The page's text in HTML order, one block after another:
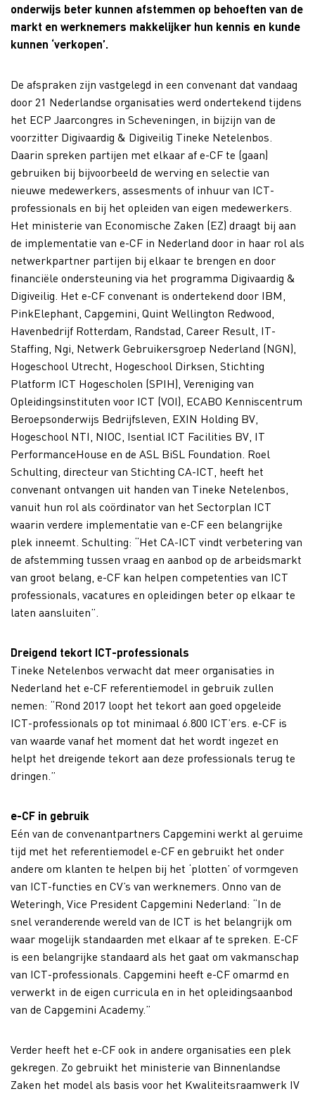
onderwijs beter kunnen afstemmen op behoeften van de
markt en werknemers makkelijker hun kennis en kunde
kunnen ‘verkopen’.
De afspraken zijn vastgelegd in een convenant dat vandaag
door 21 Nederlandse organisaties werd ondertekend tijdens
het ECP Jaarcongres in Scheveningen, in bijzijn van de
voorzitter Digivaardig & Digiveilig Tineke Netelenbos.
Daarin spreken partijen met elkaar af e-CF te (gaan)
gebruiken bij bijvoorbeeld de werving en selectie van
nieuwe medewerkers, assesments of inhuur van ICT-
professionals en bij het opleiden van eigen medewerkers.
Het ministerie van Economische Zaken (EZ) draagt bij aan
de implementatie van e-CF in Nederland door in haar rol als
netwerkpartner partijen bij elkaar te brengen en door
financiële ondersteuning via het programma Digivaardig &
Digiveilig. Het e-CF convenant is ondertekend door IBM,
PinkElephant, Capgemini, Quint Wellington Redwood,
Havenbedrijf Rotterdam, Randstad, Career Result, IT-
Staffing, Ngi, Netwerk Gebruikersgroep Nederland (NGN),
Hogeschool Utrecht, Hogeschool Dirksen, Stichting
Platform ICT Hogescholen (SPIH), Vereniging van
Opleidingsinstituten voor ICT (VOI), ECABO Kenniscentrum
Beroepsonderwijs Bedrijfsleven, EXIN Holding BV,
Hogeschool NTI, NIOC, Isential ICT Facilities BV, IT
PerformanceHouse en de ASL BiSL Foundation. Roel
Schulting, directeur van Stichting CA-ICT, heeft het
convenant ontvangen uit handen van Tineke Netelenbos,
vanuit hun rol als coördinator van het Sectorplan ICT
waarin verdere implementatie van e-CF een belangrijke
plek inneemt. Schulting: “Het CA-ICT vindt verbetering van
de afstemming tussen vraag en aanbod op de arbeidsmarkt
van groot belang, e-CF kan helpen competenties van ICT
professionals, vacatures en opleidingen beter op elkaar te
laten aansluiten”.
Dreigend tekort ICT-professionals
Tineke Netelenbos verwacht dat meer organisaties in
Nederland het e-CF referentiemodel in gebruik zullen
nemen: “Rond 2017 loopt het tekort aan goed opgeleide
ICT-professionals op tot minimaal 6.800 ICT’ers. e-CF is
van waarde vanaf het moment dat het wordt ingezet en
helpt het dreigende tekort aan deze professionals terug te
dringen.”
e-CF in gebruik
Eén van de convenantpartners Capgemini werkt al geruime
tijd met het referentiemodel e-CF en gebruikt het onder
andere om klanten te helpen bij het ‘plotten’ of vormgeven
van ICT-functies en CV’s van werknemers. Onno van de
Weteringh, Vice President Capgemini Nederland: “In de
snel veranderende wereld van de ICT is het belangrijk om
waar mogelijk standaarden met elkaar af te spreken. E-CF
is een belangrijke standaard als het gaat om vakmanschap
van ICT-professionals. Capgemini heeft e-CF omarmd en
verwerkt in de eigen curricula en in het opleidingsaanbod
van de Capgemini Academy.”
Verder heeft het e-CF ook in andere organisaties een plek
gekregen. Zo gebruikt het ministerie van Binnenlandse
Zaken het model als basis voor het Kwaliteitsraamwerk IV